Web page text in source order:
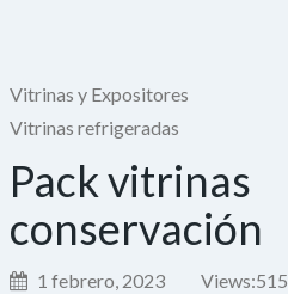
Vitrinas y Expositores
Vitrinas refrigeradas
Pack vitrinas
conservación
1 febrero, 2023 Views:515